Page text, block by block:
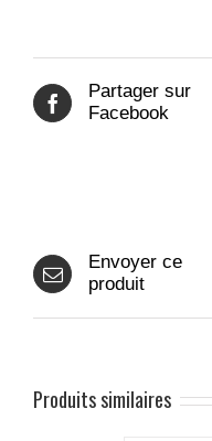
Partager sur
Facebook
Envoyer ce
produit
Produits similaires